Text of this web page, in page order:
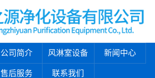
公司简介 风淋室设备 新闻中心
售后服务 联系我们